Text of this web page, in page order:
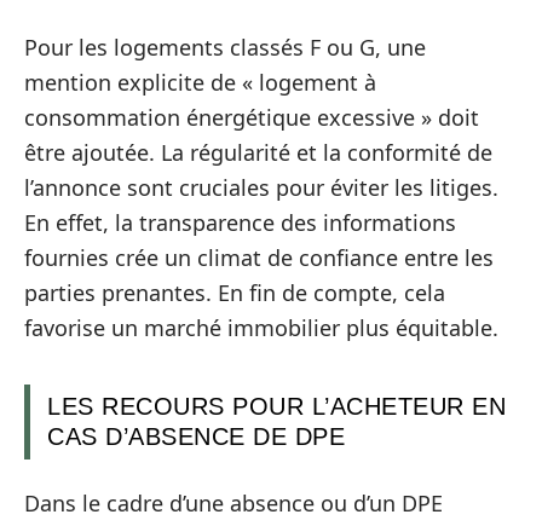
Pour les logements classés F ou G, une
mention explicite de « logement à
consommation énergétique excessive » doit
être ajoutée. La régularité et la conformité de
l’annonce sont cruciales pour éviter les litiges.
En effet, la transparence des informations
fournies crée un climat de confiance entre les
parties prenantes. En fin de compte, cela
favorise un marché immobilier plus équitable.
LES RECOURS POUR L’ACHETEUR EN
CAS D’ABSENCE DE DPE
Dans le cadre d’une absence ou d’un DPE